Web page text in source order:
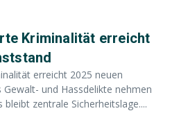
Kriminalität erreicht
erreicht 2025 neuen
und Hassdelikte nehmen
zentrale Sicherheitslage....